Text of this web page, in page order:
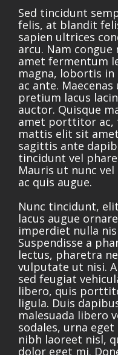
Sed tincidunt
felis, at blandit
sapien ultrices
arcu. Nam
amet fermentum
magna, lobortis
ac ante.
pretium lacus
auctor. Quisque
amet porttitor ac,
mattis elit sit
sagittis ante
tincidunt vel
Mauris ut nunc
ac quis augue.
Nunc tincidunt,
lacus augue
imperdiet nulla
Suspendisse a
lectus, pharetra
vulputate ut nisi.
sed feugiat
libero, quis
ligula. Duis
malesuada libero
sodales, urna
nibh laoreet nisl,
dolor eget mi.